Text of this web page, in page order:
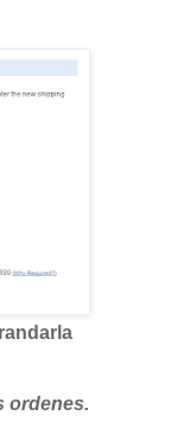
ordenes.